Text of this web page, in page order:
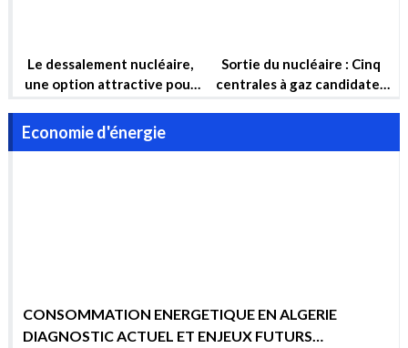
Le dessalement nucléaire,
une option attractive pour
et la sécurité énergétique
de l’Algérie à long terme
Sortie du nucléaire : Cinq
centrales à gaz candidates
Economie d'énergie
CONSOMMATION ENERGETIQUE EN ALGERIE
DIAGNOSTIC ACTUEL ET ENJEUX FUTURS